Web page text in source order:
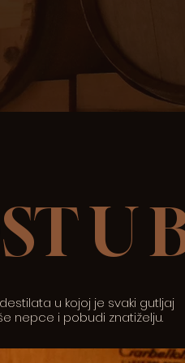
U
u kojoj je svaki gutljaj
nepce i pobudi znatiželju.